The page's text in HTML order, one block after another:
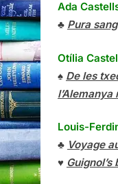
Ada
♣ Pura sang
Otília
♠ De les
l’Alemanya
Louis-
♣ Voyage
♥ Guignol’s